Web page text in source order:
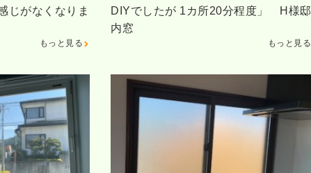
じがなくなりま
もっと見る
DIYでしたが 1カ所20分程度」 H様邸
内窓
もっと見る